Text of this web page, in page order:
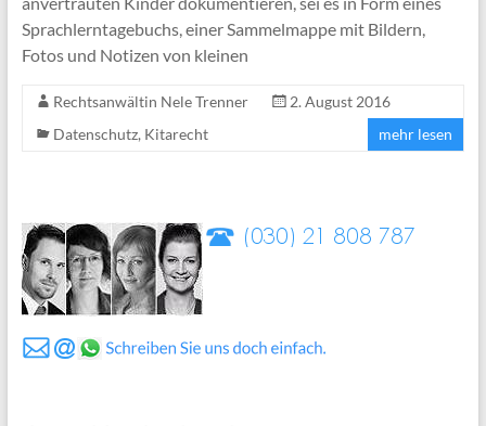
Sprachlerntagebuchs, einer Sammelmappe mit Bildern,
Fotos und Notizen von kleinen
Rechtsanwältin Nele Trenner
2. August 2016
Datenschutz, Kitarecht mehr lesen